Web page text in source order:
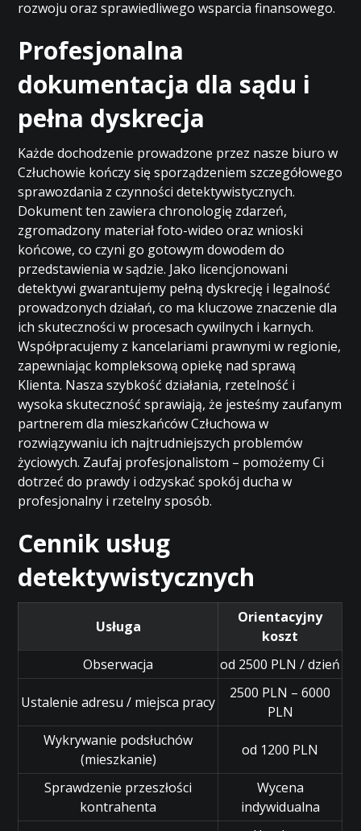
rozwoju oraz sprawiedliwego wsparcia finansowego.
Profesjonalna
dokumentacja dla sądu i
pełna dyskrecja
Każde dochodzenie prowadzone przez nasze biuro w
Człuchowie kończy się sporządzeniem szczegółowego
sprawozdania z czynności detektywistycznych.
Dokument ten zawiera chronologię zdarzeń,
zgromadzony materiał foto-wideo oraz wnioski
końcowe, co czyni go gotowym dowodem do
przedstawienia w sądzie. Jako licencjonowani
detektywi gwarantujemy pełną dyskrecję i legalność
prowadzonych działań, co ma kluczowe znaczenie dla
ich skuteczności w procesach cywilnych i karnych.
Współpracujemy z kancelariami prawnymi w regionie,
zapewniając kompleksową opiekę nad sprawą
Klienta. Nasza szybkość działania, rzetelność i
wysoka skuteczność sprawiają, że jesteśmy zaufanym
partnerem dla mieszkańców Człuchowa w
rozwiązywaniu ich najtrudniejszych problemów
życiowych. Zaufaj profesjonalistom – pomożemy Ci
dotrzeć do prawdy i odzyskać spokój ducha w
profesjonalny i rzetelny sposób.
Cennik usług
detektywistycznych
Usługa
Orientacyjny
koszt
Obserwacja
od 2500 PLN / dzień
Ustalenie adresu / miejsca pracy
2500 PLN – 6000
PLN
Wykrywanie podsłuchów
(mieszkanie)
od 1200 PLN
Sprawdzenie przeszłości
kontrahenta
Wycena
indywidualna